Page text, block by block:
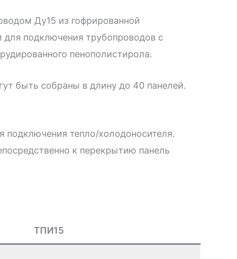
Ду15 из гофрированной
подключения трубопроводов с
пенополистирола.
быть собраны в длину до 40 панелей.
подключения тепло/холодоносителя.
к перекрытию панель
ТПИ15